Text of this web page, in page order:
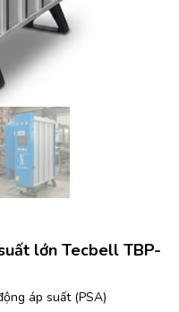
lớn Tecbell TBP-
áp suất (PSA)